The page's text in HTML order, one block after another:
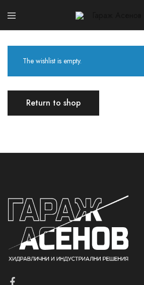
Асенов
The wishlist is empty.
Return to shop